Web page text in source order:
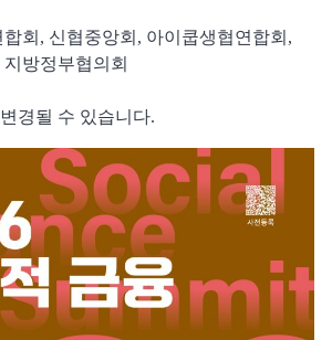
회, 신협중앙회, 아이쿱생협연합회,
방정부협의회
경될 수 있습니다.